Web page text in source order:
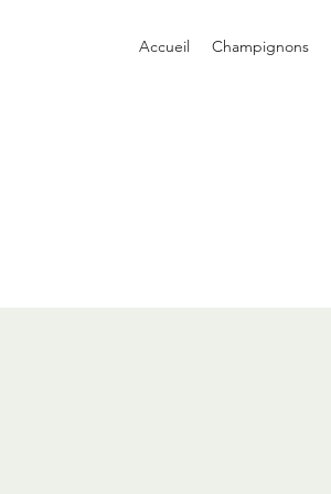
Accueil Champignons